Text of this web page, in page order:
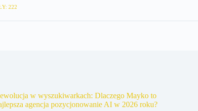
222
w wyszukiwarkach: Dlaczego Mayko to
agencja pozycjonowanie AI w 2026 roku?